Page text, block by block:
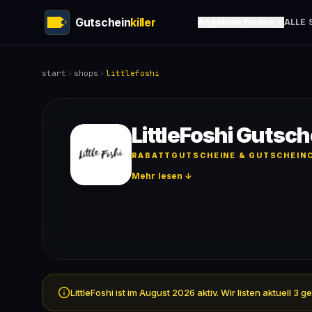
Gutscheinkiller ALLE
start shops littlefoshi
LittleFoshi
RABATTGUTSCHEINE &
Mehr lesen ↓
LittleFoshi ist im August 2026 aktiv. Wir listen aktuell 3